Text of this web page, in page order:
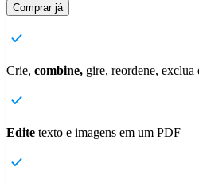
Comprar já
Crie, combine, gire, reordene,
Edite texto e imagens em um PDF